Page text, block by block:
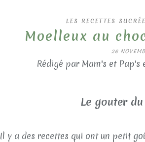
LES RECETTES
Moelleux au
26
Rédigé par Mam's et
Le gouter
Il y a des recettes qui ont un petit